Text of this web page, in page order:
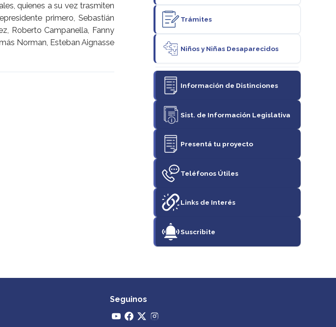
quienes a su vez trasmiten
primero, Sebastián
Roberto Campanella, Fanny
Norman, Esteban Aignasse
Trámites
Niños y Niñas Desaparecidos
Información de Distinciones
Sist. de Información Legislativa
Presentá tu proyecto
Teléfonos Útiles
Links de Interés
Suscribite
Seguinos